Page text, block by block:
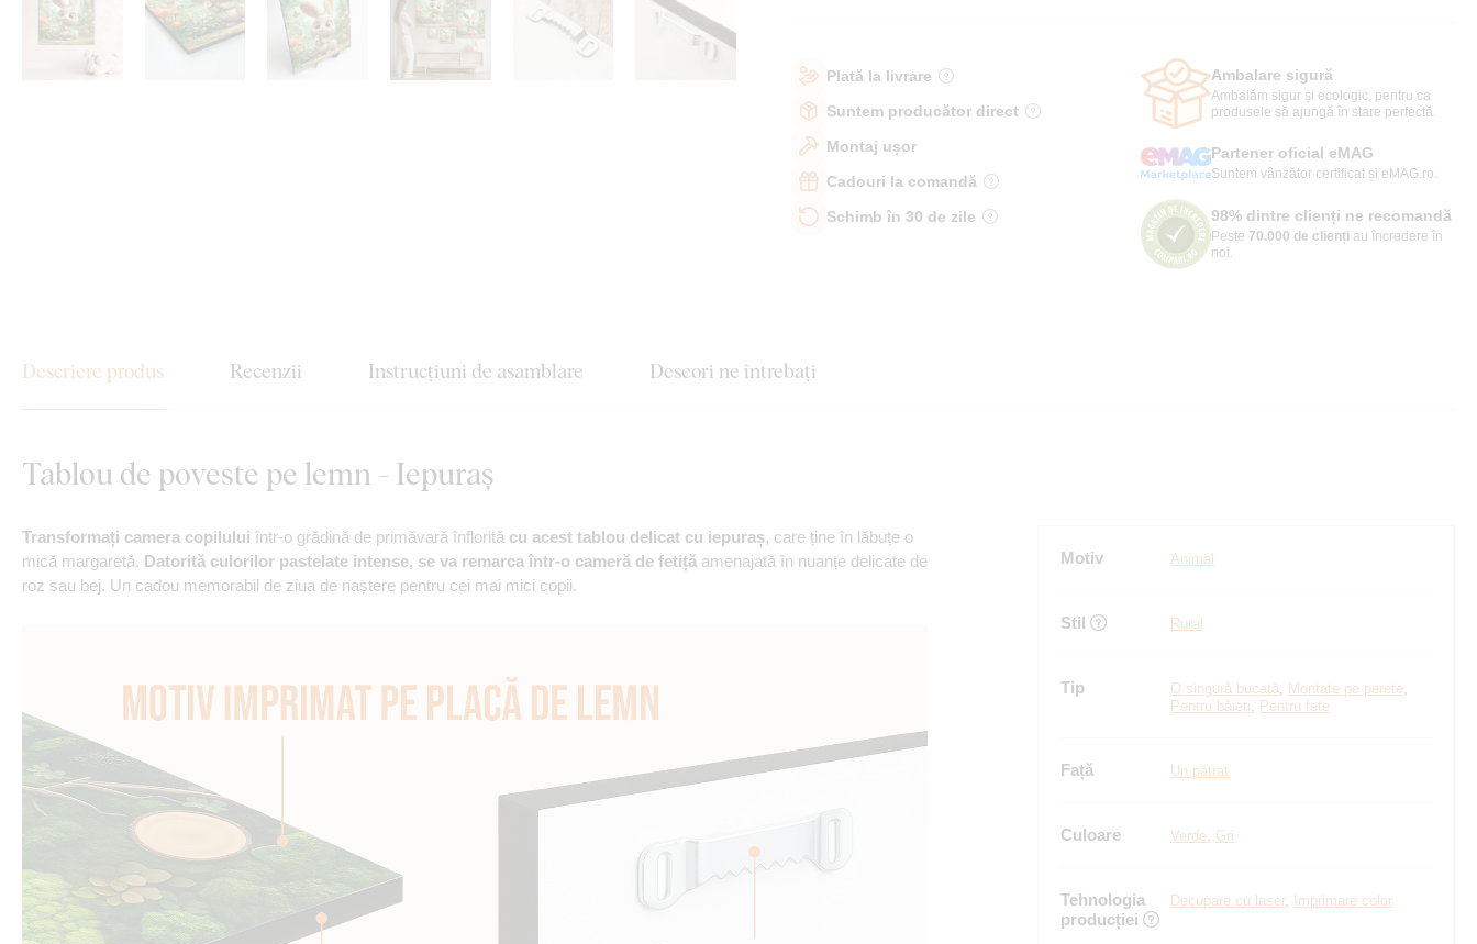
Plată la livrare
Suntem producător direct
Montaj ușor
Cadouri la comandă
Schimb în 30 de zile
Ambalare sigură
Ambalăm sigur și ecologic, pentru ca
produsele să ajungă în stare perfectă.
Partener oficial eMAG
Suntem vânzător certificat și eMAG.ro.
98% dintre clienți ne recomandă
Peste 70.000 de clienți au încredere în
noi.
Descriere produs Recenzii Instrucțiuni de asamblare Deseori ne întrebați
Tablou de poveste pe lemn - Iepuraș
Transformați camera copilului într-o grădină de primăvară înflorită cu acest tablou delicat cu iepuraș, care ține în lăbuțe o
mică margaretă. Datorită culorilor pastelate intense, se va remarca într-o cameră de fetiță amenajată în nuanțe delicate de
roz sau bej. Un cadou memorabil de ziua de naștere pentru cei mai mici copii.
Motiv Animal
Stil Rural
Tip O singură bucată, Montate pe perete,
Pentru băieți, Pentru fete
Față Un pătrat
Culoare Verde, Gri
Tehnologia
producției
Decupare cu laser, Imprimare color